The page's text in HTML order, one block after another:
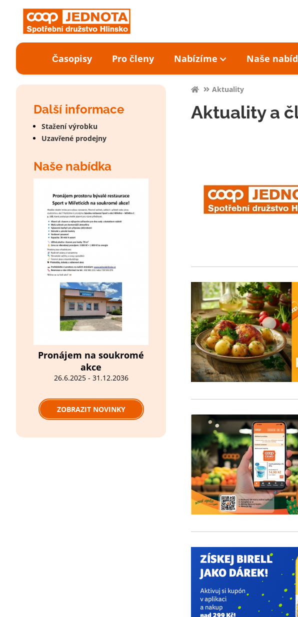
Časopisy Pro členy Nabízíme Naše
Další informace
Stažení výrobku
Uzavřené prodejny
Naše nabídka
Pronájem na soukromé
akce
26.6.2025 - 31.12.2036
ZOBRAZIT NOVINKY
Aktuality
Aktuality a